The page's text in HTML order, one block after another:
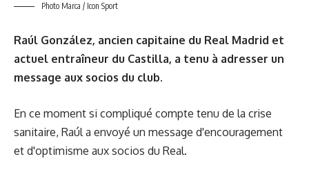
Photo Marca / Icon Sport
Raúl González, ancien capitaine du Real Madrid et
actuel entraîneur du Castilla, a tenu à adresser un
message aux socios du club.
En ce moment si compliqué compte tenu de la crise
sanitaire, Raúl a envoyé un message d'encouragement
et d'optimisme aux socios du Real.